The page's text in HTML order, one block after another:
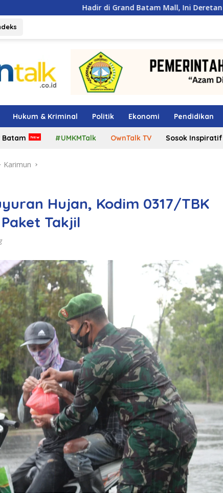
Hadir di Grand Batam Mall, Ini Deretan Promo Menarik di
Hukum & Kriminal Politik Ekonomi Pendidikan
Batam #UMKMTalk OwnTalk TV Sosok Inspiratif
Karimun
Hujan, Kodim 0317/TBK
Takjil